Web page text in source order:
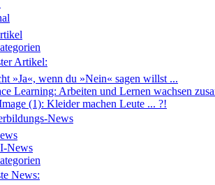
Artikel:
»Ja«, wenn du »Nein« sagen willst ...
Learning: Arbeiten und Lernen wachsen
(1): Kleider machen Leute ... ?!
News
News
News: